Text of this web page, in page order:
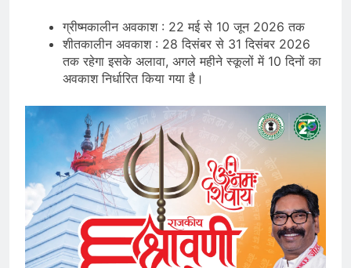
ग्रीष्मकालीन अवकाश : 22 मई से 10 जून 2026 तक
शीतकालीन अवकाश : 28 दिसंबर से 31 दिसंबर 2026
तक रहेगा इसके अलावा, अगले महीने स्कूलों में 10 दिनों का
अवकाश निर्धारित किया गया है।